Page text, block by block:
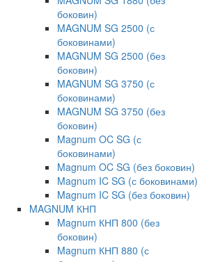
боковин)
MAGNUM SG 2500 (с
боковинами)
MAGNUM SG 2500 (без
боковин)
MAGNUM SG 3750 (с
боковинами)
MAGNUM SG 3750 (без
боковин)
Magnum OC SG (с
боковинами)
Magnum OC SG (без боковин)
Magnum IC SG (с боковинами)
Magnum IC SG (без боковин)
MAGNUM КНП
Magnum КНП 800 (без
боковин)
Magnum КНП 880 (с